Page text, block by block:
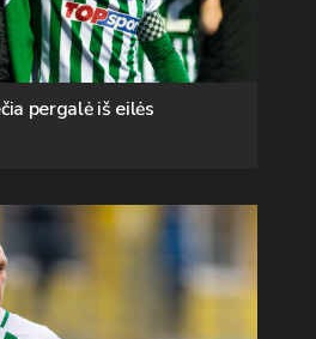
pergalė iš eilės